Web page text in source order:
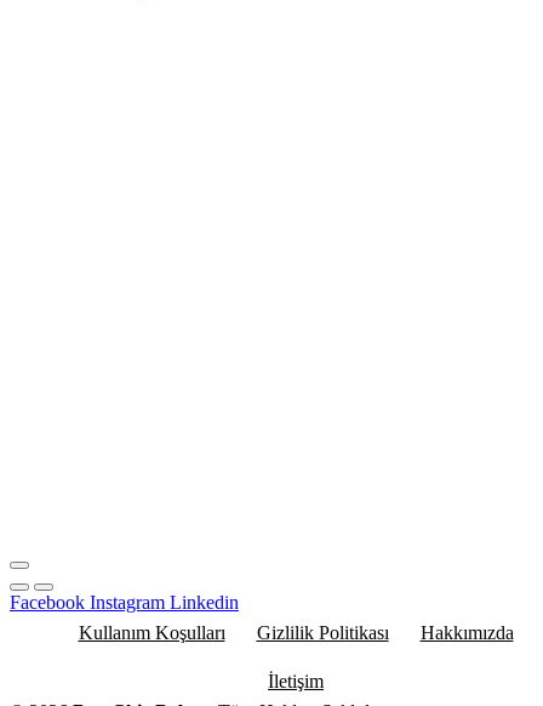
Facebook Instagram Linkedin
Kullanım Koşulları
Gizlilik Politikası Hakkımızda
İletişim